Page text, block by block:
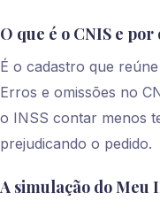
O que é o CNIS e
É o cadastro que
Erros e omissões no
o INSS contar menos
prejudicando o pedido.
A simulação do Meu